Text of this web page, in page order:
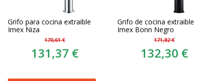
Grifo para cocina extraible
Imex Niza
170,61 €
131,37 €
Grifo de cocina extraible
Imex Bonn Negro
171,82 €
132,30 €